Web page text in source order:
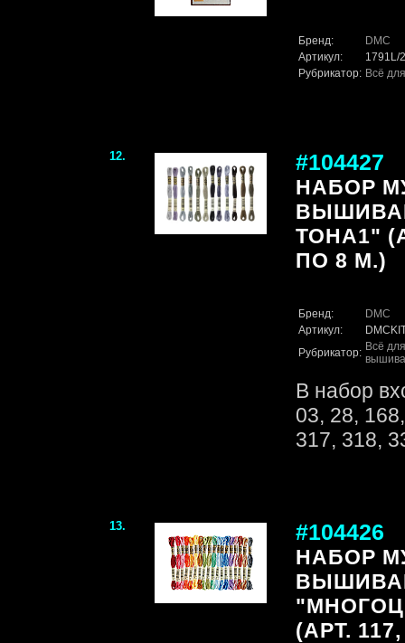
Бренд:
DMC
Артикул:
1791L/2
Рубрикатор: Всё
12. #104427
НАБОР
ТОНА1"
ПО 8 М.)
Бренд:
DMC
Артикул:
Рубрикатор: Всё
В набор
03, 28,
317, 318,
13. #104426
НАБОР
(АРТ.